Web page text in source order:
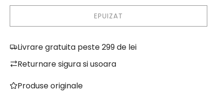
EPUIZAT
Î
C
A
R
Livrare gratuita peste 299 de lei
Returnare sigura si usoara
Produse originale